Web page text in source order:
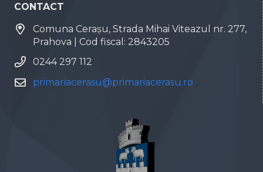
CONTACT
Comuna Cerașu, Strada Mihai Viteazul nr. 277,
Prahova | Cod fiscal: 2843205
0244 297 112
primariacerasu@primariacerasu.ro